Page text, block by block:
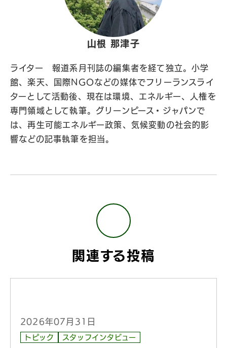
山根 那津子
ライター 報道系月刊誌の編集者を経て独立。小学
館、楽天、国際NGOなどの媒体でフリーランスライ
ターとして活動後、現在は環境、エネルギー、人権を
専門領域として執筆。グリーンピース・ジャパンで
は、再生可能エネルギー政策、気候変動の社会的影
響などの記事執筆を担当。
関連する投稿
2026年07月31日
トピック スタッフインタビュー